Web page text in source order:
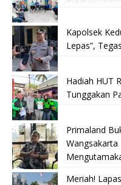
Kapolsek
Lepas”,
Hadiah HUT
Tunggakan
Primaland
Wangsakarta
Meriah!